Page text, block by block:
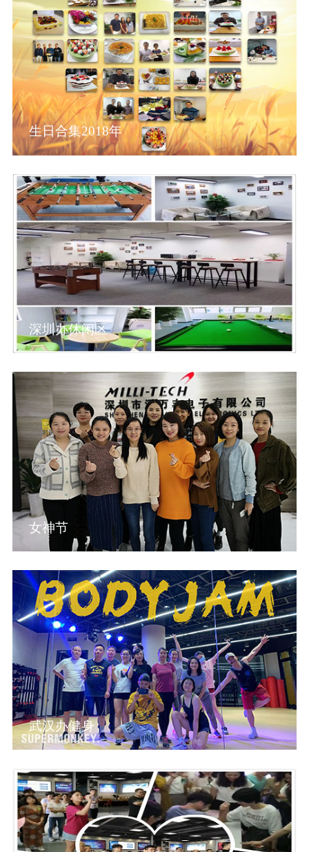
生日合集2018年
深圳办休闲区
女神节
武汉办健身